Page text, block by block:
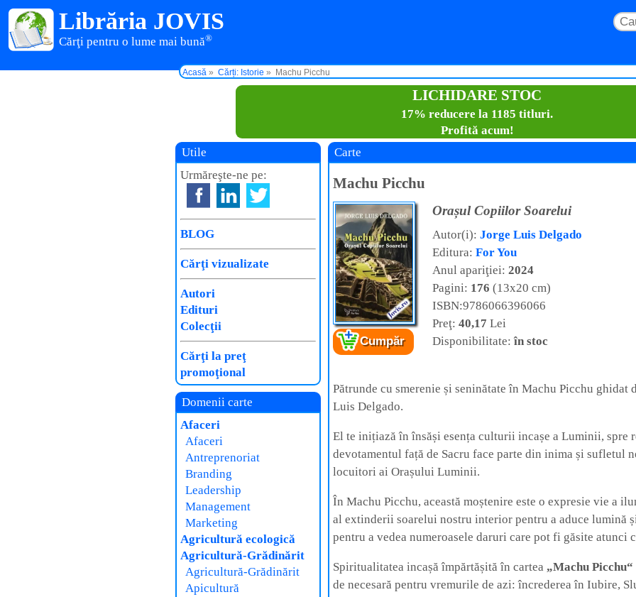
Librăria JOVIS
Cărţi pentru o lume mai bună®
Acasă Cărți: Istorie Machu Picchu
LICHIDARE STOC
17% reducere la 1185 titluri.
Profită acum!
Carte
Machu Picchu
Cartea:Machu Picchu
Editura:For You
Cumpăr
Orașul Copiilor Soarelui
Autor(i): Jorge Luis Delgado
Editura: For You
Anul apariţiei: 2024
Pagini: 176 (13x20 cm)
ISBN:9786066396066
Preţ: 40,17 Lei
Disponibilitate:în stoc
Pătrunde cu smerenie și seninătate în Machu Picchu ghidat
Luis Delgado.
El te inițiază în însăși esența culturii incașe a Luminii, spre
devotamentul față de Sacru face parte din inima și sufletul
locuitori ai Orașului Luminii.
În Machu Picchu, această moștenire este o expresie vie a
al extinderii soarelui nostru interior pentru a aduce lumină
pentru a vedea numeroasele daruri care pot fi găsite atunci
Spiritualitatea incașă împărtășită în cartea „Machu Picchu“
de necesară pentru vremurile de azi: încrederea în Iubire,
Utile
Urmăreşte-ne pe:
BLOG
Cărţi vizualizate
Autori
Edituri
Colecţii
Cărţi la preţ
promoţional
Domenii carte
Afaceri
Afaceri
Antreprenoriat
Branding
Leadership
Management
Marketing
Agricultură ecologică
Agricultură-Grădinărit
Agricultură-Grădinărit
Apicultură